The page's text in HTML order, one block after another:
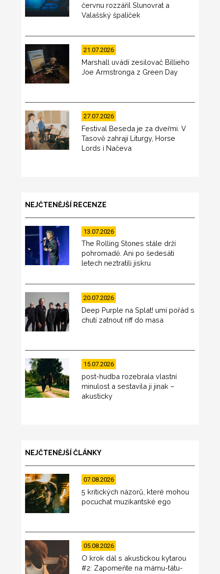
červnu rozzářil Slunovrat a
Valašský špalíček
21.07.2026
Marshall uvádí zesilovač Billieho
Joe Armstronga z Green Day
27.07.2026
Festival Beseda je za dveřmi. V
Tasově zahrají Liturgy, Horse
Lords i Načeva
NEJČTENĚJŠÍ RECENZE
13.07.2026
The Rolling Stones stále drží
pohromadě. Ani po šedesáti
letech neztratili jiskru
20.07.2026
Deep Purple na Splat! umí pořád s
chutí zatnout riff do masa
15.07.2026
post-hudba rozebrala vlastní
minulost a sestavila ji jinak –
akusticky
NEJČTENĚJŠÍ ČLÁNKY
07.08.2026
5 kritických názorů, které mohou
pocuchat muzikantské ego
05.08.2026
O krok dál s akustickou kytarou
#2: Zapomeňte na mámu-tátu-